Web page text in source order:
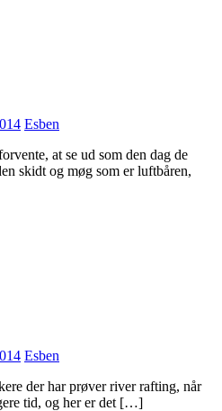
Esben
at se ud som den dag de
skidt og møg som er luftbåren,
Esben
der har prøver river rafting, når
tid, og her er det […]